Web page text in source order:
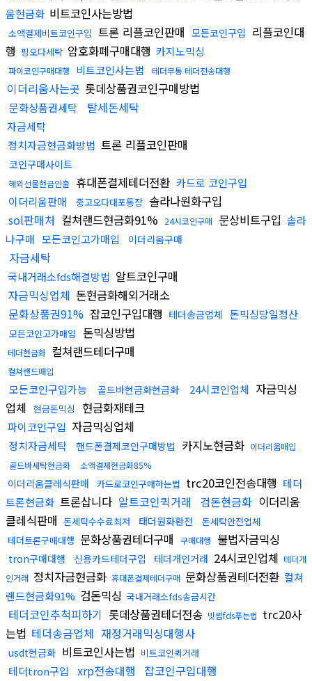
움현금화 비트코인사는방법
소액결제비트코인구입 트론 리플코인판매 모든코인구입 리플코인대
행 핑오다세탁 암호화폐구매대행 카지노믹싱
파이코인구매대행 비트코인사는법 테더무통 테더전송대행
이더리움사는곳 롯데상품권코인구매방법
문화상품권세탁 탈세돈세탁
자금세탁
정치자금현금화방법 트론 리플코인판매
코인구매사이트
해외선물현금인출 휴대폰결제테더전환 카드로 코인구입
이더리움판매
중고오다대포통장 솔라나원화구입
sol판매처 컬쳐랜드현금화91% 24시코인구매 문상비트구입 솔라
나구매 모든코인고가매입 이더리움구매
자금세탁
국내거래소fds해결방법 알트코인구매
자금믹싱업체 돈현금화해외거래소
문화상품권91% 잡코인구입대행 테더송금업체 돈믹싱당일정산
모든코인고가매입 돈믹싱방법
테더현금화 컬쳐랜드테더구매
컬쳐랜드매입
모든코인구입가능 골드바현금화현금화 24시코인업체 자금믹싱
업체 현금돈믹싱 현금화재테크
파이코인구입 자금믹싱업체
정치자금세탁 핸드폰결제코인구매방법 카지노현금화 이더리움매입
골드바세탁현금화
소액결제현금화85%
이더리움클레식판매 카드로코인구매하는법 trc20코인전송대행 테더
트론현금화 트론삽니다 알트코인퀵거래 검돈현금화 이더리움
클레식판매 돈세탁수수료최저 태더원화환전
돈세탁안전업체
테더트론구매대행 문화상품권테더구매 구매대행 불법자금믹싱
tron구매대행 신용카드테더구입 테더개인거래 24시코인업체 테더개
인거래 정치자금현금화 휴대폰결제테더구매 문화상품권테더전환 컬쳐
랜드현금화91% 검돈믹싱 국내거래소fds송금시간
테더코인추척피하기 롯데상품권테더전송 빗썸fds푸는법 trc20사
는법 테더송금업체 재정거래믹싱대행사
usdt현금화 비트코인사는법 비트코인퀵거래
테더tron구입 xrp전송대행
잡코인구입대행